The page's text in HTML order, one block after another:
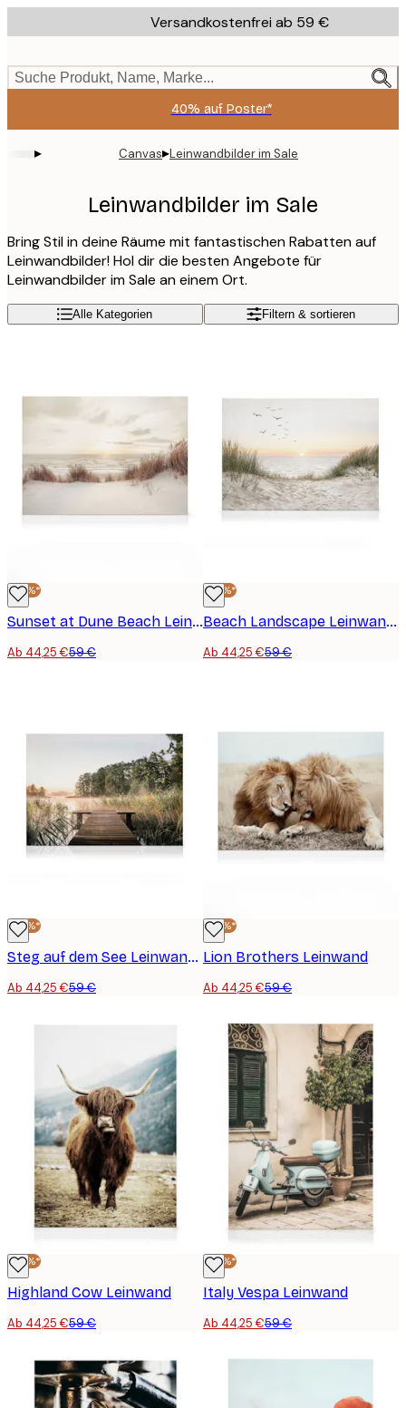
to
content.
Versandkostenfrei ab 59 €
Suche Produkt, Name, Marke...
40% auf Poster*
▸ Canvas▸Leinwandbilder im Sale
Leinwandbilder im Sale
Bring Stil in deine Räume mit fantastischen Rabatten auf
Leinwandbilder! Hol dir die besten Angebote für
Leinwandbilder im Sale an einem Ort.
Alle Kategorien Filtern & sortieren
-25%*
Sunset at Dune Beach Leinwand
Ab 44,25 €59 €
-25%*
Beach Landscape Leinwandbild
Ab 44,25 €59 €
-25%*
Steg auf dem See Leinwandbild
Ab 44,25 €59 €
-25%*
Lion Brothers Leinwand
Ab 44,25 €59 €
-25%*
Highland Cow Leinwand
Ab 44,25 €59 €
-25%*
Italy Vespa Leinwand
Ab 44,25 €59 €